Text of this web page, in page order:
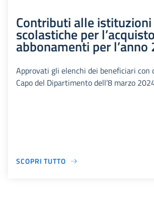
Contributi alle istituzioni
scolastiche per
abbonamenti per l’anno
Approvati gli elenchi dei beneficiari con
Capo del Dipartimento dell’8 marzo
SCOPRI TUTTO